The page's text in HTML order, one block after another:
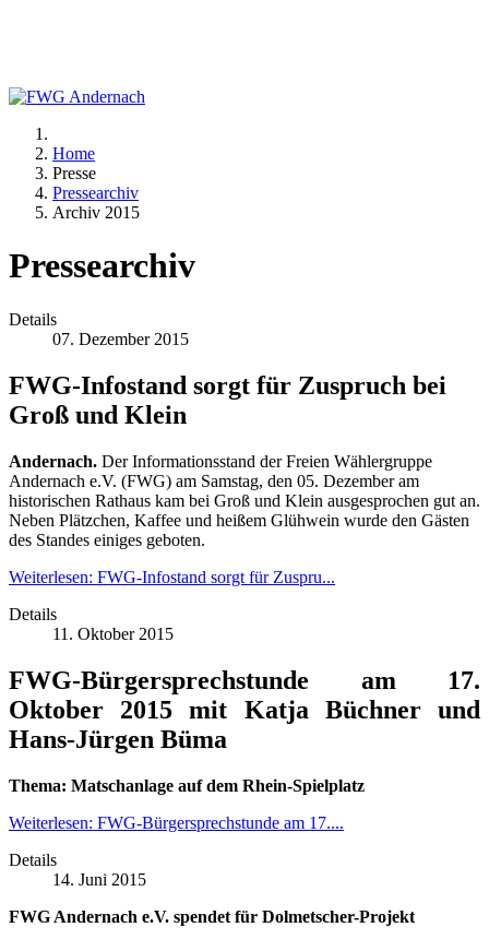
Home
Presse
Pressearchiv
Archiv 2015
Pressearchiv
Details
07. Dezember 2015
FWG-Infostand sorgt für Zuspruch bei
Groß und Klein
Andernach. Der Informationsstand der Freien Wählergruppe
Andernach e.V. (FWG) am Samstag, den 05. Dezember am
historischen Rathaus kam bei Groß und Klein ausgesprochen gut an.
Neben Plätzchen, Kaffee und heißem Glühwein wurde den Gästen
des Standes einiges geboten.
Weiterlesen: FWG-Infostand sorgt für Zuspru...
Details
11. Oktober 2015
FWG-Bürgersprechstunde am 17.
Oktober 2015 mit Katja Büchner und
Hans-Jürgen Büma
Thema: Matschanlage auf dem Rhein-Spielplatz
Weiterlesen: FWG-Bürgersprechstunde am 17....
Details
14. Juni 2015
FWG Andernach e.V. spendet für Dolmetscher-Projekt